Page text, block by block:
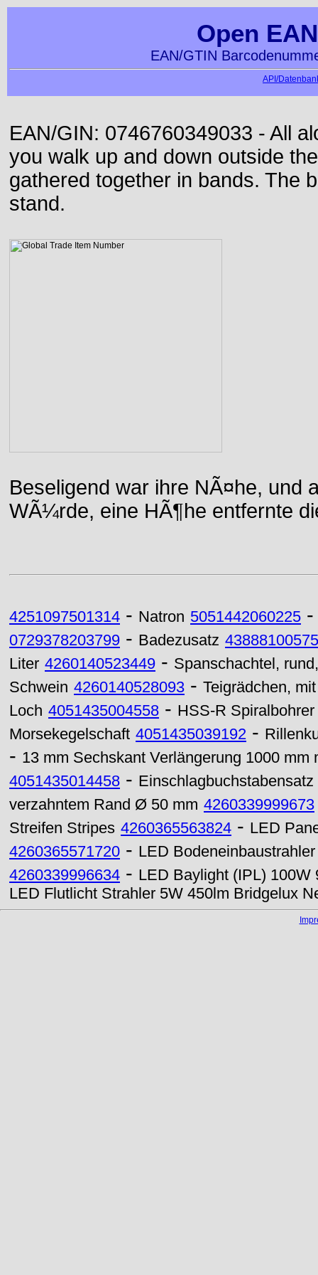
Open
EAN/GTIN
API/
EAN/GIN: 0746760349033 - All
you walk up and down outside
gathered together in bands. The
stand.
Beseligend war ihre NÃ¤he, und
WÃ¼rde, eine HÃ¶he entfernte
4251097501314 - Natron 5051442060225
0729378203799 - Badezusatz
Liter 4260140523449 - Spanschachtel,
Schwein 4260140528093 - Teigrädchen,
Loch 4051435004558 - HSS-R
Morsekegelschaft 4051435039192 -
- 13 mm Sechskant Verlängerung 1000
4051435014458 - Einschlagbuchstabensatz
verzahntem Rand Ø 50 mm 4260339999673
Streifen Stripes 4260365563824 - LED
4260365571720 - LED
4260339996634 - LED Baylight (IPL)
LED Flutlicht Strahler 5W 450lm Bridgelux